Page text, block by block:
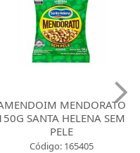
MENDORATO
SANTA HELENA SEM
PELE
Código: 165405